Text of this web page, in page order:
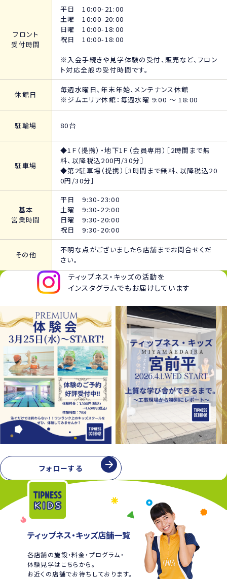
フロント
受付時間
平日 10:00-21:00
土曜 10:00-20:00
日曜 10:00-18:00
祝日 10:00-18:00
※入会手続きや見学体験の受付、販売など、フロン
ト対応全般の受付時間です。
休館日
毎週水曜日、年末年始、メンテナンス休館
※ジムエリア休館：毎週水曜 9:00 ～ 18:00
駐輪場 80台
駐車場
◆1Ｆ（提携）・地下1Ｆ（会員専用）［2時間まで無
料、以降税込200円/30分］
◆第2駐車場（提携）［3時間まで無料、以降税込20
0円/30分］
基本
営業時間
平日 9:30-23:00
土曜 9:30-22:00
日曜 9:30-20:00
祝日 9:30-20:00
その他
不明な点がございましたら店舗までお問合せくだ
さい。
ティップネス・キッズの活動を
インスタグラムでもお届けしています
フォローする
ティップネス・キッズ店舗一覧
各店舗の施設・料金・プログラム・
体験見学はこちらから。
お近くの店舗でお待ちしております。